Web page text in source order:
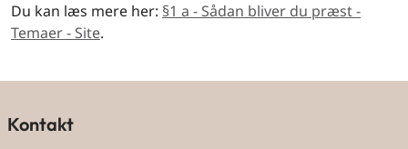
Du kan læs mere her: §1 a - Sådan bliver du præst -
Temaer - Site.
Kontakt